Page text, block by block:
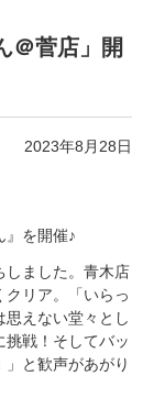
＠菅店」開
2023年8月28日
』を開催♪
しました。青木店
リア。「いらっ
思えない堂々とし
戦！そしてバッ
と歓声があがり